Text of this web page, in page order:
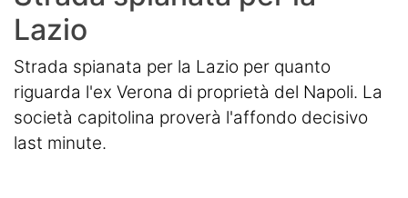
Lazio
Strada spianata per la Lazio per quanto
riguarda l'ex Verona di proprietà del Napoli. La
società capitolina proverà l'affondo decisivo
last minute.